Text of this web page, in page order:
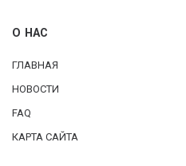
О НАС
ГЛАВНАЯ
НОВОСТИ
FAQ
КАРТА САЙТА